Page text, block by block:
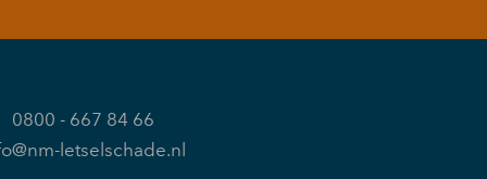
0800 - 667 84 66
letselschade.nl